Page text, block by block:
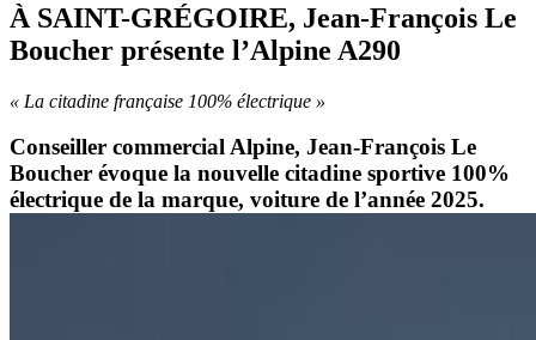
À SAINT-GRÉGOIRE, Jean-François Le
Boucher présente l’Alpine A290
« La citadine française 100% électrique »
Conseiller commercial Alpine, Jean-François Le
Boucher évoque la nouvelle citadine sportive 100%
électrique de la marque, voiture de l’année 2025.